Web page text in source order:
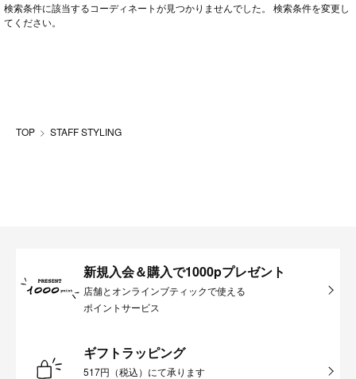
検索条件に該当するコーディネートが見つかりませんでした。 検索条件を変更し
てください。
TOP STAFF STYLING
新規入会＆購入で1000pプレゼント
店舗とオンラインブティックで使える
ポイントサービス
ギフトラッピング
517円（税込）にて承ります